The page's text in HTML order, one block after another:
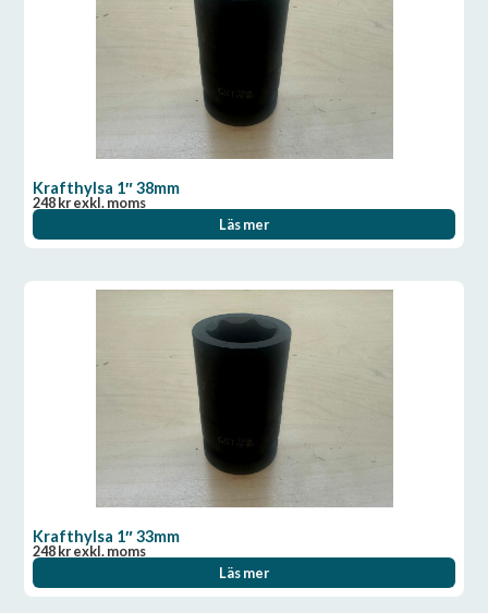
Krafthylsa 1″ 38mm
248krexkl. moms
Läs mer
Krafthylsa 1″ 33mm
248krexkl. moms
Läs mer